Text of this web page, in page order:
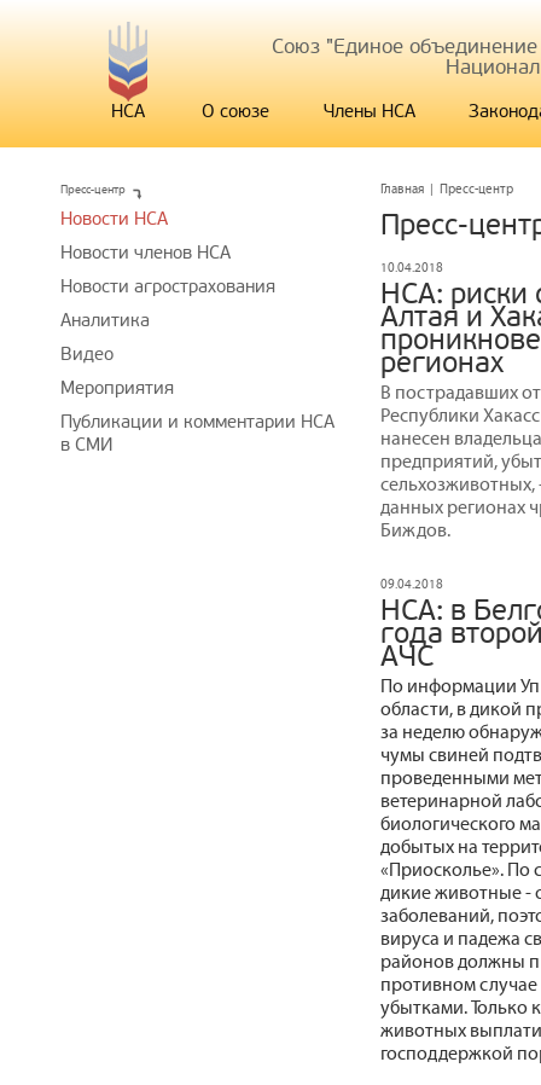
Союз "Единое
НСА О союзе Члены НСА
Главная | Пресс-центр
Пресс-
10.04.2018
НСА: риски
Алтая и
регионах
В пострадавших
Республики
нанесен
предприятий,
данных регионах
Биждов.
09.04.2018
НСА: в
года
АЧС
По информации
области, в дикой
за неделю
чумы свиней
проведенными
ветеринарной
биологического
добытых на
«Приосколье». По
дикие животные -
заболеваний,
вируса и падежа
районов должны
противном
убытками. Только
животных
господдержкой
Пресс-центр
Новости НСА
Новости членов НСА
Новости агрострахования
Аналитика
Видео
Мероприятия
Публикации и комментарии НСА
в СМИ